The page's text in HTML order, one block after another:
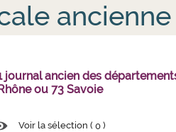
ancienne
journal ancien des
ou 73 Savoie
Voir la sélection (0 )